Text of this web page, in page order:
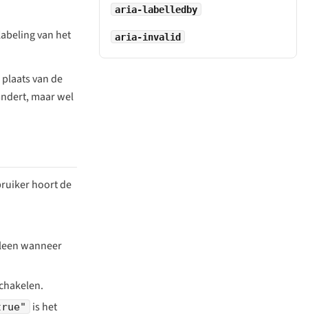
van het
van de
maar wel
hoort de
wanneer
is het
aria-labelledby
aria-invalid